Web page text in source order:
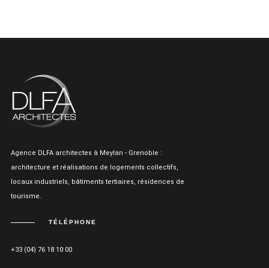
Agence DLFA architectes à Meylan - Grenoble :
architecture et réalisations de logements collectifs,
locaux industriels, bâtiments tertiaires, résidences de
tourisme.
TÉLÉPHONE
+33 (04) 76 18 10 00